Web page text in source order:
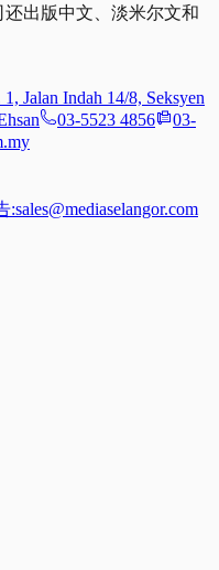
还出版中文、淡米尔文和
Jalan Indah 14/8, Seksyen
03-5523 4856
03-
:sales@mediaselangor.com